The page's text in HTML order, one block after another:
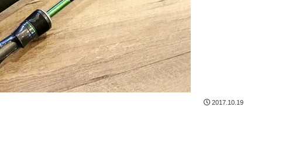
2017.10.19